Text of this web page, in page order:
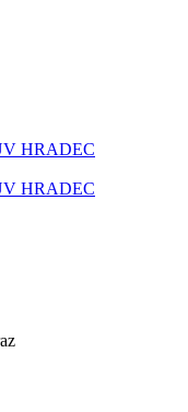
HRADEC
HRADEC